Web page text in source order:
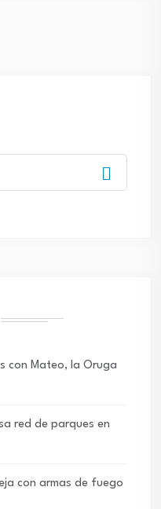
con Mateo, la Oruga
red de parques en
con armas de fuego